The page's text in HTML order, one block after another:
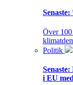
Senaste:
Över 100
Politik
Senaste:
i EU